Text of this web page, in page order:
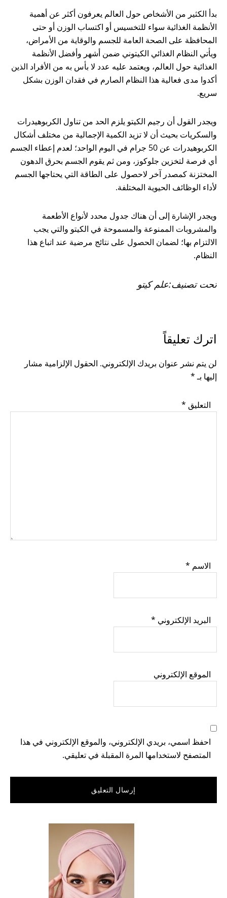
بدأ الكثير من الأشخاص حول العالم يعرفون أكثر عن أهمية
الأنظمة الغذائية سواء للتخسيس أو اكتساب الوزن أو حتى
المحافظة على الصحة العامة للجسم والوقاية من الأمراض،
ويأتي النظام الغذائي الكيتوني ضمن أشهر وأفضل الأنظمة
الغذائية حول العالم، ويعتمد عليه عدد لا بأس به من الأفراد الذين
أكدوا مدى فعالية هذا النظام الصارم في فقدان الوزن بشكل
سريع.
ويجدر القول أن رجيم الكيتو يلزم الحد من تناول الكربوهيدرات
والسكريات بحيث أن لا تزيد الكمية الإجمالية من مختلف أشكال
الكربوهيدرات عن 50 جرام في اليوم الواحد؛ لعدم إعطاء الجسم
أي فرصة لتخزين جلوكوز، ومن ثم يقوم الجسم بحرق الدهون
المختزنة كمصدر آخر لاحصول على الطاقة التي يحتاجها الجسم
لأداء الوظائف الحيوية المختلفة.
ويجدر الإشارة إلى أن هناك جدول محدد لأنواع الأطعمة
والمشروبات الممنوعة والمسموحة في الكيتو والتي يجب
الالتزام بها؛ لضمان الحصول على نتائج مرضية عند اتباع هذا
النظام.
تحت تصنيف:علم كيتو
READER
INTERACTIONS
اترك تعليقاً
لن يتم نشر عنوان بريدك الإلكتروني. الحقول الإلزامية مشار
إليها بـ*
التعليق *
الاسم *
البريد الإلكتروني *
الموقع الإلكتروني
احفظ اسمي، بريدي الإلكتروني، والموقع الإلكتروني في هذا
المتصفح لاستخدامها المرة المقبلة في تعليقي.
الرئيسية